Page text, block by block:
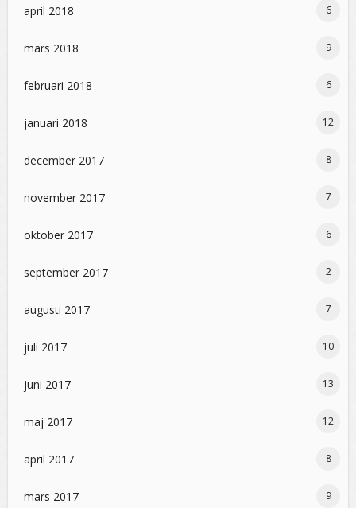
april 2018 6
mars 2018 9
februari 2018 6
januari 2018 12
december 2017 8
november 2017 7
oktober 2017 6
september 2017 2
augusti 2017 7
juli 2017 10
juni 2017 13
maj 2017 12
april 2017 8
mars 2017 9